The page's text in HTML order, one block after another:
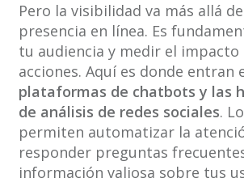
Pero la visibilidad va más allá
presencia en línea. Es
tu audiencia y medir el impacto
acciones. Aquí es donde entran
plataformas de chatbots y las
de análisis de redes sociales.
permiten automatizar la
responder preguntas
información valiosa sobre tus